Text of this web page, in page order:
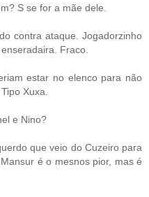
S se for a mãe dele.
contra ataque. Jogadorzinho
Fraco.
estar no elenco para não
Xuxa.
e Nino?
que veio do Cuzeiro para
é o mesnos pior, mas é